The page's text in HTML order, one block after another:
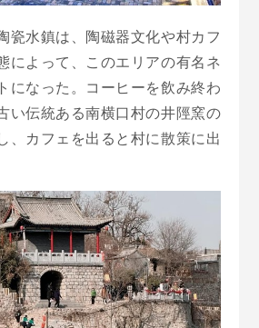
瓷水鎮は、陶磁器文化や村カフ
によって、このエリアの有名ネ
になった。コーヒーを飲み終わ
い伝統ある南横口村の井陘窯の
、カフェを出ると村に散策に出